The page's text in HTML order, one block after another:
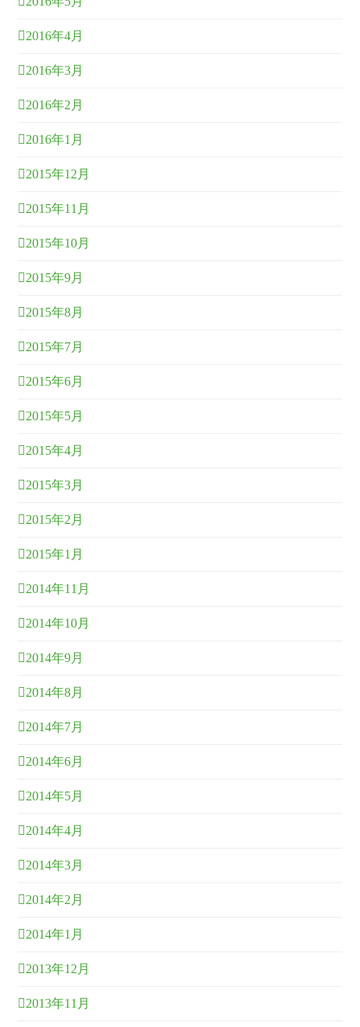
2016年4月
2016年3月
2016年2月
2016年1月
2015年12月
2015年11月
2015年10月
2015年9月
2015年8月
2015年7月
2015年6月
2015年5月
2015年4月
2015年3月
2015年2月
2015年1月
2014年11月
2014年10月
2014年9月
2014年8月
2014年7月
2014年6月
2014年5月
2014年4月
2014年3月
2014年2月
2014年1月
2013年12月
2013年11月